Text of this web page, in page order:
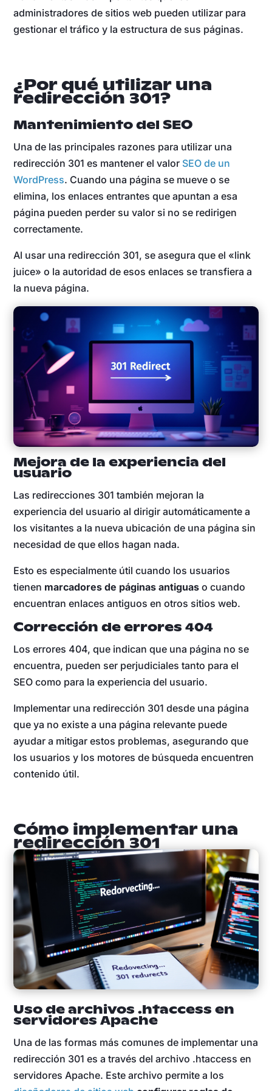
administradores de sitios web pueden utilizar para
gestionar el tráfico y la estructura de sus páginas.
¿Por qué utilizar una
redirección 301?
Mantenimiento del SEO
Una de las principales razones para utilizar una
redirección 301 es mantener el valor SEO de un
WordPress. Cuando una página se mueve o se
elimina, los enlaces entrantes que apuntan a esa
página pueden perder su valor si no se redirigen
correctamente.
Al usar una redirección 301, se asegura que el «link
juice» o la autoridad de esos enlaces se transfiera a
la nueva página.
Mejora de la experiencia del
usuario
Las redirecciones 301 también mejoran la
experiencia del usuario al dirigir automáticamente a
los visitantes a la nueva ubicación de una página sin
necesidad de que ellos hagan nada.
Esto es especialmente útil cuando los usuarios
tienen marcadores de páginas antiguas o cuando
encuentran enlaces antiguos en otros sitios web.
Corrección de errores 404
Los errores 404, que indican que una página no se
encuentra, pueden ser perjudiciales tanto para el
SEO como para la experiencia del usuario.
Implementar una redirección 301 desde una página
que ya no existe a una página relevante puede
ayudar a mitigar estos problemas, asegurando que
los usuarios y los motores de búsqueda encuentren
contenido útil.
Cómo implementar una
redirección 301
Uso de archivos .htaccess en
servidores Apache
Una de las formas más comunes de implementar una
redirección 301 es a través del archivo .htaccess en
servidores Apache. Este archivo permite a los